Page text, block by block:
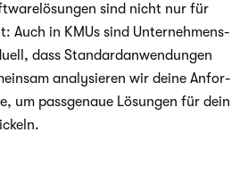
sind nicht nur für
Auch in KMUs sind Unter­neh­mens­
dass Stan­dard­an­wen­dun­gen
ana­ly­sie­ren wir deine Anfor­
um pass­ge­naue Lösun­gen für dein